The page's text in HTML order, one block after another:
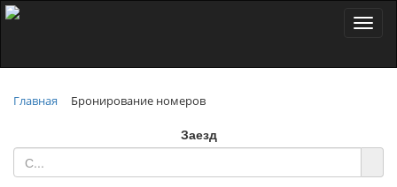
Главная Бронирование номеров
Заезд